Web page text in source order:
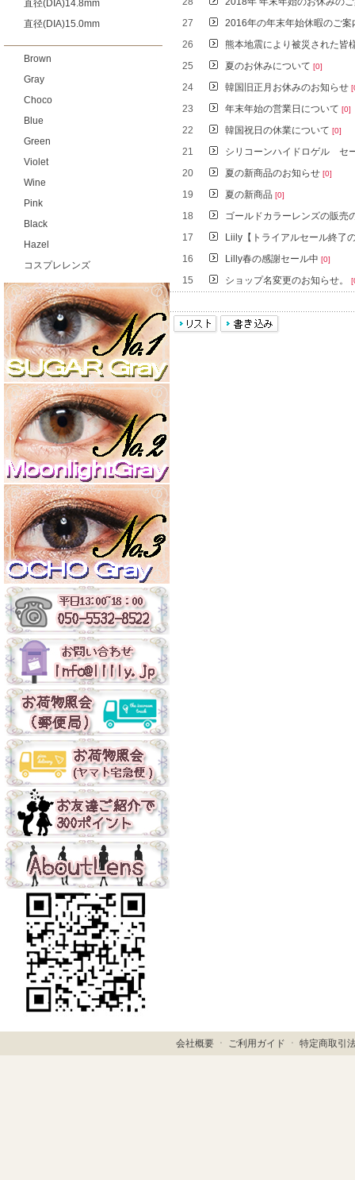
直径(DIA)14.8mm
直径(DIA)15.0mm
Brown
Gray
Choco
Blue
Green
Violet
Wine
Pink
Black
Hazel
コスプレレンズ
27
2016年の年末年始休暇のご
26
熊本地震により被災された皆
25
夏のお休みについて [0]
24 韓国旧正月お休みのお知らせ
23 年末年始の営業日について [0]
22 韓国祝日の休業について [0]
21
シリコーンハイドロゲル セ
20
夏の新商品のお知らせ [0]
19 夏の新商品 [0]
18
ゴールドカラーレンズの販売
17
Liily【トライアルセール終了
16
Lilly春の感謝セール中 [0]
15 ショップ名変更のお知らせ。
会社概要ㆍ ご利用ガイド ㆍ 特定商取引